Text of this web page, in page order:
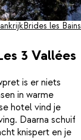
3 Vallées
Brides les Bains
is er niets
in warme
hotel vind je
Daarna schuif
knispert en je